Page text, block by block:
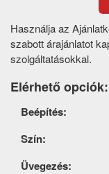
Használja az
szabott árajánlatot
szolgáltatásokkal.
Elérhető opciók:
Termék
opciók
Beépítés:
Szín:
Üvegezés: